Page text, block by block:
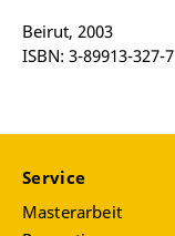
Beirut, 2003
ISBN: 3-89913-327-7
Service
Masterarbeit